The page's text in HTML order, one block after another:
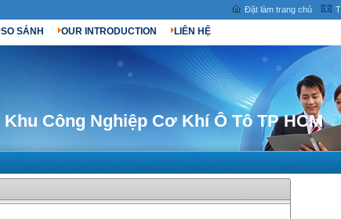
Đặt làm trang chủ
SO SÁNH OUR INTRODUCTION LIÊN HỆ
Khu Công Nghiệp Cơ Khí Ô Tô TP HCM